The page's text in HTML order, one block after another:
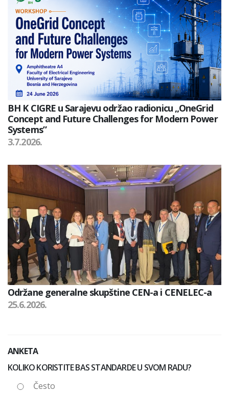
BH K CIGRE u Sarajevu održao radionicu „OneGrid
Concept and Future Challenges for Modern Power
Systems”
3.7.2026.
Održane generalne skupštine CEN-a i CENELEC-a
25.6.2026.
ANKETA
KOLIKO KORISTITE BAS STANDARDE U SVOM RADU?
Često